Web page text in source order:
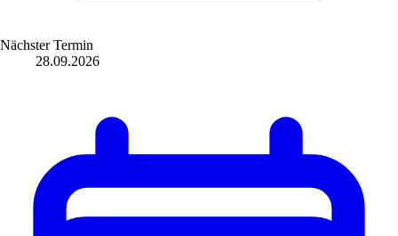
Nächster Termin
28.09.2026